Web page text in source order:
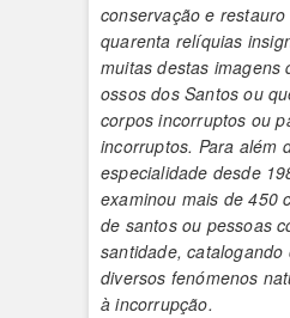
conservação e
quarenta relíquias
muitas destas imagens
ossos dos Santos ou
corpos incorruptos ou
incorruptos. Para além
especialidade desde
examinou mais de 450
de santos ou pessoas
santidade, catalogando
diversos fenómenos
à incorrupção.